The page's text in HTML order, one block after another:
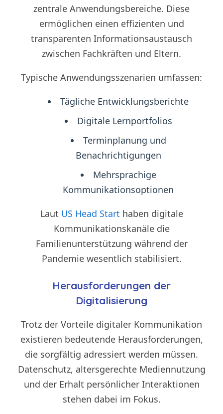
zentrale Anwendungsbereiche. Diese
ermöglichen einen effizienten und
transparenten Informationsaustausch
zwischen Fachkräften und Eltern.
Typische Anwendungsszenarien umfassen:
Tägliche Entwicklungsberichte
Digitale Lernportfolios
Terminplanung und
Benachrichtigungen
Mehrsprachige
Kommunikationsoptionen
Laut US Head Start haben digitale
Kommunikationskanäle die
Familienunterstützung während der
Pandemie wesentlich stabilisiert.
Herausforderungen der
Digitalisierung
Trotz der Vorteile digitaler Kommunikation
existieren bedeutende Herausforderungen,
die sorgfältig adressiert werden müssen.
Datenschutz, altersgerechte Mediennutzung
und der Erhalt persönlicher Interaktionen
stehen dabei im Fokus.